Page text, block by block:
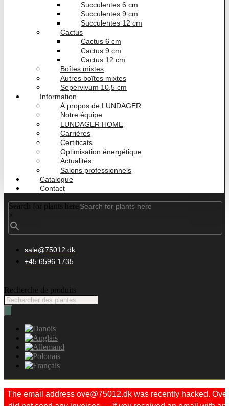
Succulentes 6 cm
Succulentes 9 cm
Succulentes 12 cm
Cactus
Cactus 6 cm
Cactus 9 cm
Cactus 12 cm
Boîtes mixtes
Autres boîtes mixtes
Sepervivum 10,5 cm
Information
À propos de LUNDAGER
Notre équipe
LUNDAGER HOME
Carrières
Certificats
Optimisation énergétique
Actualités
Salons professionnels
Catalogue
Contact
Search for plants here
×
sale@75012.dk
+45 6596 1735
Recherche de produits
The email address ove@75012.dk was recently hacked. Ove